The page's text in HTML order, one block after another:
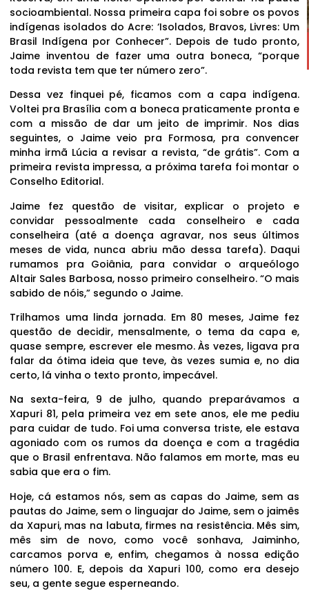
socioambiental. Nossa primeira capa foi sobre os povos
indígenas isolados do Acre: ‘Isolados, Bravos, Livres: Um
Brasil Indígena por Conhecer”. Depois de tudo pronto,
Jaime inventou de fazer uma outra boneca, “porque
toda revista tem que ter número zero”.
Dessa vez finquei pé, ficamos com a capa indígena.
Voltei pra Brasília com a boneca praticamente pronta e
com a missão de dar um jeito de imprimir. Nos dias
seguintes, o Jaime veio pra Formosa, pra convencer
minha irmã Lúcia a revisar a revista, “de grátis”. Com a
primeira revista impressa, a próxima tarefa foi montar o
Conselho Editorial.
Jaime fez questão de visitar, explicar o projeto e
convidar pessoalmente cada conselheiro e cada
conselheira (até a doença agravar, nos seus últimos
meses de vida, nunca abriu mão dessa tarefa). Daqui
rumamos pra Goiânia, para convidar o arqueólogo
Altair Sales Barbosa, nosso primeiro conselheiro. “O mais
sabido de nóis,” segundo o Jaime.
Trilhamos uma linda jornada. Em 80 meses, Jaime fez
questão de decidir, mensalmente, o tema da capa e,
quase sempre, escrever ele mesmo. Às vezes, ligava pra
falar da ótima ideia que teve, às vezes sumia e, no dia
certo, lá vinha o texto pronto, impecável.
Na sexta-feira, 9 de julho, quando preparávamos a
Xapuri 81, pela primeira vez em sete anos, ele me pediu
para cuidar de tudo. Foi uma conversa triste, ele estava
agoniado com os rumos da doença e com a tragédia
que o Brasil enfrentava. Não falamos em morte, mas eu
sabia que era o fim.
Hoje, cá estamos nós, sem as capas do Jaime, sem as
pautas do Jaime, sem o linguajar do Jaime, sem o jaimês
da Xapuri, mas na labuta, firmes na resistência. Mês sim,
mês sim de novo, como você sonhava, Jaiminho,
carcamos porva e, enfim, chegamos à nossa edição
número 100. E, depois da Xapuri 100, como era desejo
seu, a gente segue esperneando.